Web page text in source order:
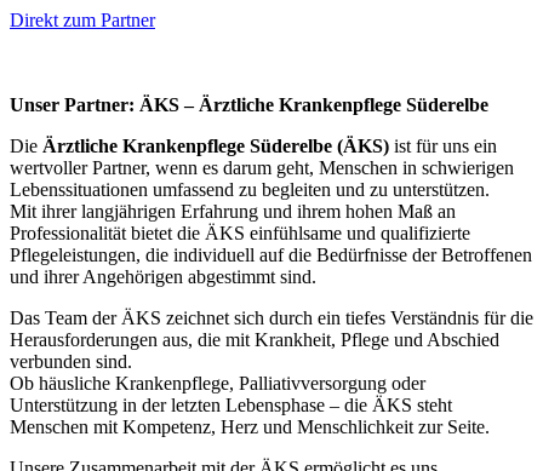
Direkt zum Partner
Unser Partner: ÄKS – Ärztliche Krankenpflege Süderelbe
Die Ärztliche Krankenpflege Süderelbe (ÄKS) ist für uns ein
wertvoller Partner, wenn es darum geht, Menschen in schwierigen
Lebenssituationen umfassend zu begleiten und zu unterstützen.
Mit ihrer langjährigen Erfahrung und ihrem hohen Maß an
Professionalität bietet die ÄKS einfühlsame und qualifizierte
Pflegeleistungen, die individuell auf die Bedürfnisse der Betroffenen
und ihrer Angehörigen abgestimmt sind.
Das Team der ÄKS zeichnet sich durch ein tiefes Verständnis für die
Herausforderungen aus, die mit Krankheit, Pflege und Abschied
verbunden sind.
Ob häusliche Krankenpflege, Palliativversorgung oder
Unterstützung in der letzten Lebensphase – die ÄKS steht
Menschen mit Kompetenz, Herz und Menschlichkeit zur Seite.